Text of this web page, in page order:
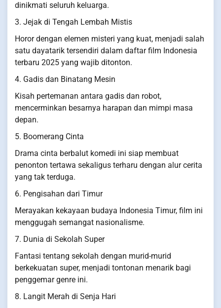
dinikmati seluruh keluarga.
3. Jejak di Tengah Lembah Mistis
Horor dengan elemen misteri yang kuat, menjadi salah
satu dayatarik tersendiri dalam daftar film Indonesia
terbaru 2025 yang wajib ditonton.
4. Gadis dan Binatang Mesin
Kisah pertemanan antara gadis dan robot,
mencerminkan besarnya harapan dan mimpi masa
depan.
5. Boomerang Cinta
Drama cinta berbalut komedi ini siap membuat
penonton tertawa sekaligus terharu dengan alur cerita
yang tak terduga.
6. Pengisahan dari Timur
Merayakan kekayaan budaya Indonesia Timur, film ini
menggugah semangat nasionalisme.
7. Dunia di Sekolah Super
Fantasi tentang sekolah dengan murid-murid
berkekuatan super, menjadi tontonan menarik bagi
penggemar genre ini.
8. Langit Merah di Senja Hari